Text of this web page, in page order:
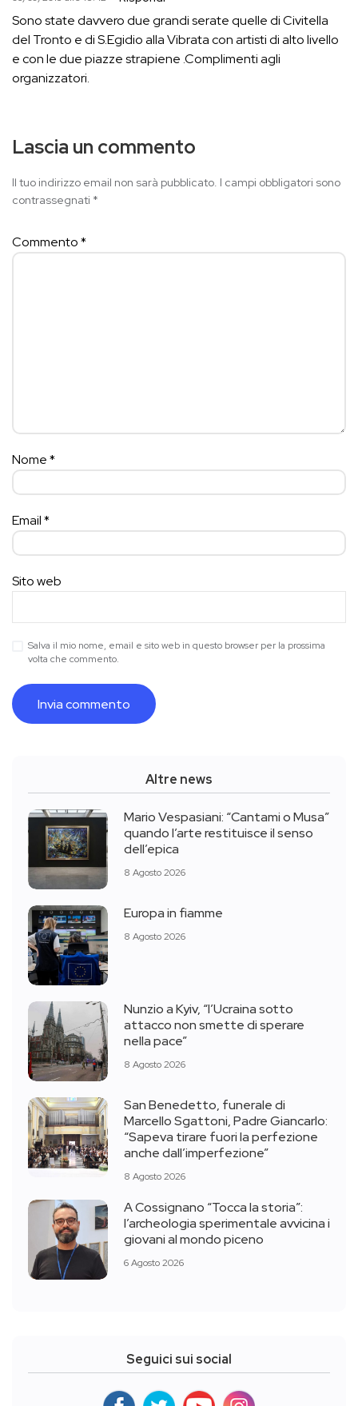
Sono state davvero due grandi serate quelle di Civitella
del Tronto e di S.Egidio alla Vibrata con artisti di alto livello
e con le due piazze strapiene .Complimenti agli
organizzatori.
Lascia un commento
Il tuo indirizzo email non sarà pubblicato. I campi obbligatori sono
contrassegnati *
Commento*
Nome*
Email*
Sito web
Salva il mio nome, email e sito web in questo browser per la prossima
volta che commento.
Altre news
Mario Vespasiani: “Cantami o Musa”
quando l’arte restituisce il senso
dell’epica
8 Agosto 2026
Europa in fiamme
8 Agosto 2026
Nunzio a Kyiv, “l’Ucraina sotto
attacco non smette di sperare
nella pace”
8 Agosto 2026
San Benedetto, funerale di
Marcello Sgattoni, Padre Giancarlo:
“Sapeva tirare fuori la perfezione
anche dall’imperfezione”
8 Agosto 2026
A Cossignano “Tocca la storia”:
l’archeologia sperimentale avvicina i
giovani al mondo piceno
6 Agosto 2026
Seguici sui social